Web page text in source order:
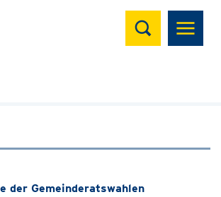
Suchen
der Gemeinderatswahlen